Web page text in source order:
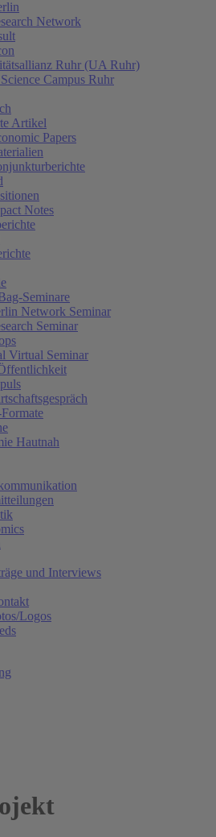
Network
Ruhr (UA Ruhr)
Campus Ruhr
Artikel
Papers
Notes
Seminare
Network Seminar
Seminar
Virtual Seminar
Hautnah
und Interviews
Logos